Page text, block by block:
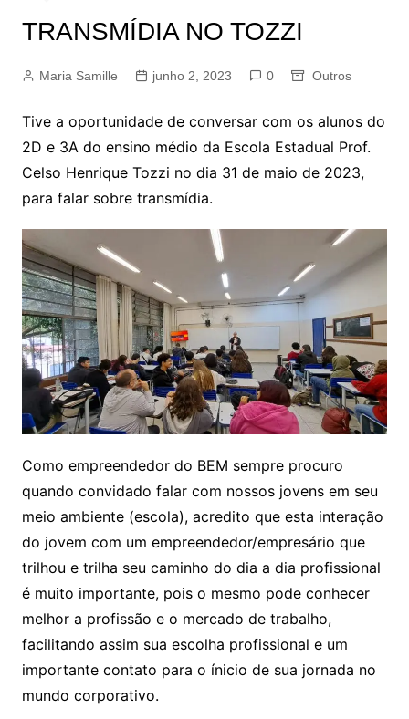
TRANSMÍDIA NO TOZZI
Maria Samille junho 2, 2023 0 Outros
Tive a oportunidade de conversar com os alunos do
2D e 3A do ensino médio da Escola Estadual Prof.
Celso Henrique Tozzi no dia 31 de maio de 2023,
para falar sobre transmídia.
Como empreendedor do BEM sempre procuro
quando convidado falar com nossos jovens em seu
meio ambiente (escola), acredito que esta interação
do jovem com um empreendedor/empresário que
trilhou e trilha seu caminho do dia a dia profissional
é muito importante, pois o mesmo pode conhecer
melhor a profissão e o mercado de trabalho,
facilitando assim sua escolha profissional e um
importante contato para o ínicio de sua jornada no
mundo corporativo.